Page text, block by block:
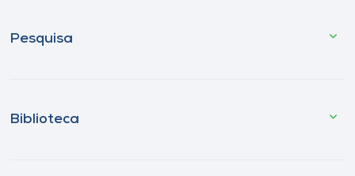
Pesquisa
Biblioteca